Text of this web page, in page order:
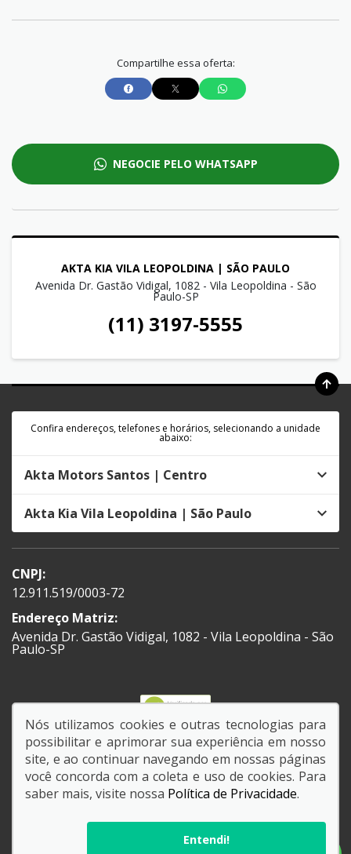
Compartilhe essa oferta:
NEGOCIE PELO WHATSAPP
AKTA KIA VILA LEOPOLDINA | SÃO PAULO
Avenida Dr. Gastão Vidigal, 1082 - Vila Leopoldina - São
Paulo-SP
(11) 3197-5555
Confira endereços, telefones e horários, selecionando a unidade
abaixo:
Akta Motors Santos | Centro
Akta Kia Vila Leopoldina | São Paulo
CNPJ:
12.911.519/0003-72
Endereço Matriz:
Avenida Dr. Gastão Vidigal, 1082 - Vila Leopoldina - São
Paulo-SP
AutoForce - Todos os direitos reservados.
Política de privacidade.
SIGA-NOS:
Nós utilizamos cookies e outras tecnologias para
possibilitar e aprimorar sua experiência em nosso
site, e ao continuar navegando em nossas páginas
você concorda com a coleta e uso de cookies. Para
saber mais, visite nossa Política de Privacidade.
Entendi!